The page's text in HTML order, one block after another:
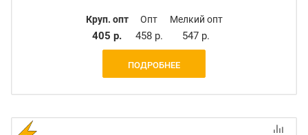
Круп. опт
405 р.
Опт
458 р.
Мелкий опт
547 р.
ПОДРОБНЕЕ